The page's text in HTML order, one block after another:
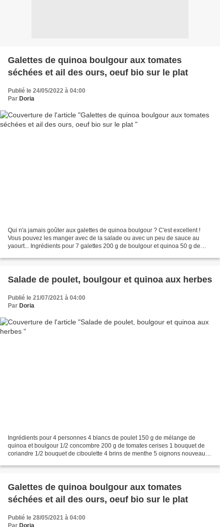
Galettes de quinoa boulgour aux tomates
séchées et ail des ours, oeuf bio sur le plat
Publié le 24/05/2022 à 04:00
Par Doria
Qui n'a jamais goûter aux galettes de quinoa boulgour ? C'est excellent !
Vous pouvez les manger avec de la salade ou avec un peu de sauce au
yaourt... Ingrédients pour 7 galettes 200 g de boulgour et quinoa 50 g de
Salade de poulet, boulgour et quinoa aux herbes
Publié le 21/07/2021 à 04:00
Par Doria
Ingrédients pour 4 personnes 4 blancs de poulet 150 g de mélange de
quinoa et boulgour 1/2 concombre 200 g de tomates cerises 1 bouquet de
coriandre 1/2 bouquet de ciboulette 4 brins de menthe 5 oignons nouveaux
Galettes de quinoa boulgour aux tomates
séchées et ail des ours, oeuf bio sur le plat
Publié le 28/05/2021 à 04:00
Par Doria